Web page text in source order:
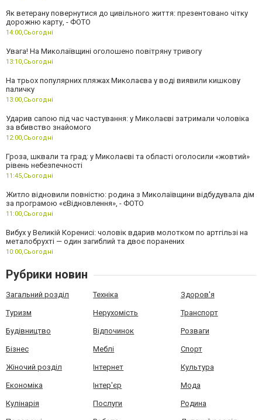
Як ветерану повернутися до цивільного життя: презентовано чітку
дорожню карту, - ФОТО
14:00, Сьогодні
Увага! На Миколаївщині оголошено повітряну тривогу
13:10, Сьогодні
На трьох популярних пляжах Миколаєва у воді виявили кишкову
паличку
13:00, Сьогодні
Ударив сапою під час частування: у Миколаєві затримали чоловіка
за вбивство знайомого
12:00, Сьогодні
Гроза, шквали та град: у Миколаєві та області оголосили «жовтий»
рівень небезпечності
11:45, Сьогодні
Житло відновили повністю: родина з Миколаївщини відбудувала дім
за програмою «єВідновлення», - ФОТО
11:00, Сьогодні
Вибух у Великій Коренисі: чоловік вдарив молотком по артгільзі на
металобрухті — один загиблий та двоє поранених
10:00, Сьогодні
Рубрики новин
Загальний розділ Техніка Здоров'я
Туризм Нерухомість Транспорт
Будівництво Відпочинок Розваги
Бізнес Меблі Спорт
Жіночий розділ Інтернет Культура
Економіка Інтер'єр Мода
Кулінарія Послуги Родина